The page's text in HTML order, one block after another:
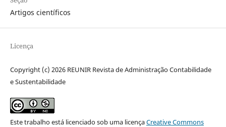
Artigos científicos
Licença
Copyright (c) 2026 REUNIR Revista de Administração Contabilidade
e Sustentabilidade
Este trabalho está licenciado sob uma licençaCreative Commons